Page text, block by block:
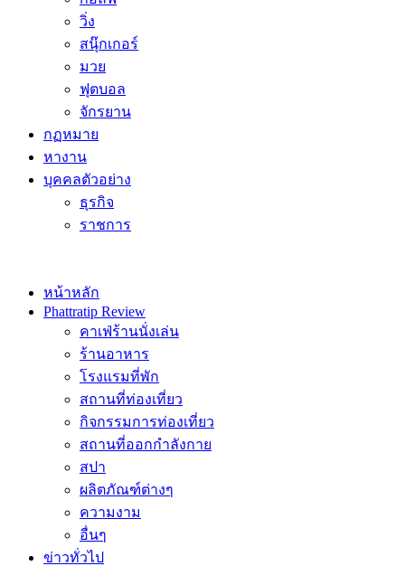
วิ่ง
สนุ๊กเกอร์
มวย
ฟุตบอล
จักรยาน
กฏหมาย
หางาน
บุคคลตัวอย่าง
ธุรกิจ
ราชการ
หน้าหลัก
Phattratip Review
คาเฟ่ร้านนั่งเล่น
ร้านอาหาร
โรงแรมที่พัก
สถานที่ท่องเที่ยว
กิจกรรมการท่องเที่ยว
สถานที่ออกกำลังกาย
สปา
ผลิตภัณฑ์ต่างๆ
ความงาม
อื่นๆ
ข่าวทั่วไป